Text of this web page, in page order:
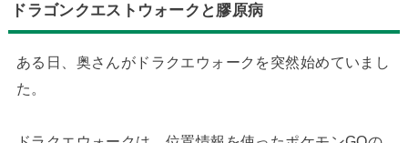
ドラゴンクエストウォークと膠原病
ある日、奥さんがドラクエウォークを突然始めていまし
た。